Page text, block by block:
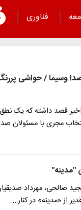
فناوری
وسیما / حواشی
قصد داشته که یک نطق
مجری با مسئولان
صالحی، مهرداد
از «مدینه» در کنار…